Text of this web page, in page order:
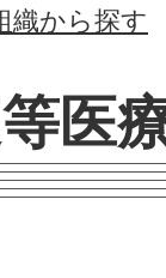
織から探す
医